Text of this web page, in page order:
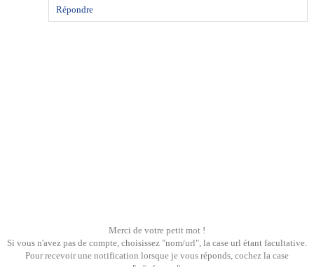
Répondre
Merci de votre petit mot !
Si vous n'avez pas de compte, choisissez "nom/url", la case url étant facultative.
Pour recevoir une notification lorsque je vous réponds, cochez la case